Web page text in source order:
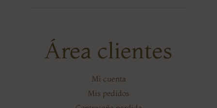
Área clientes
Mi cuenta
Mis pedidos